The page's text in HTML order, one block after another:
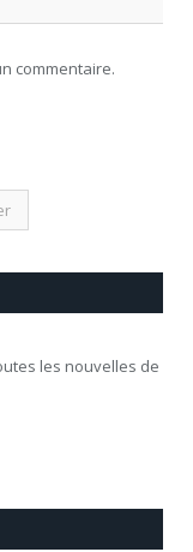
commentaire.
les nouvelles de